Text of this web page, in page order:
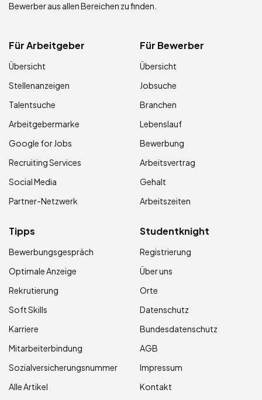
Bewerber aus allen Bereichen zu finden.
Für Arbeitgeber
Übersicht
Stellenanzeigen
Talentsuche
Arbeitgebermarke
Google for Jobs
Recruiting Services
Social Media
Partner-Netzwerk
Für Bewerber
Übersicht
Jobsuche
Branchen
Lebenslauf
Bewerbung
Arbeitsvertrag
Gehalt
Arbeitszeiten
Tipps
Bewerbungsgespräch
Optimale Anzeige
Rekrutierung
Soft Skills
Karriere
Mitarbeiterbindung
Sozialversicherungsnummer
Alle Artikel
Studentknight
Registrierung
Über uns
Orte
Datenschutz
Bundesdatenschutz
AGB
Impressum
Kontakt